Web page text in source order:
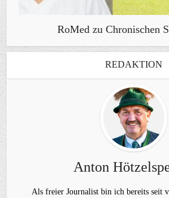
RoMed zu Chronischen
REDAKTION
Anton
Als freier Journalist bin ich bereits seit